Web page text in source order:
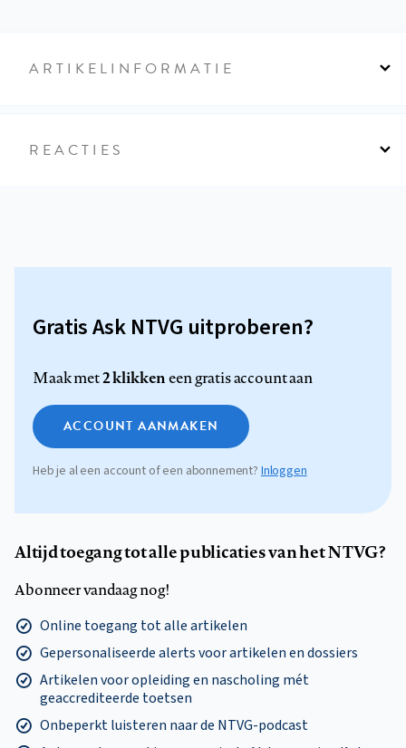
ARTIKELINFORMATIE
REACTIES
Gratis Ask NTVG uitproberen?
Maak met2 klikkeneen gratis account aan
ACCOUNT AANMAKEN
Heb je al een account of een abonnement?Inloggen
Altijd toegang tot alle publicaties van het NTVG?
Abonneer vandaag nog!
Online toegang tot alle artikelen
Gepersonaliseerde alerts voor artikelen en dossiers
Artikelen voor opleiding en nascholing mét
geaccrediteerde toetsen
Onbeperkt luisteren naar de NTVG-podcast